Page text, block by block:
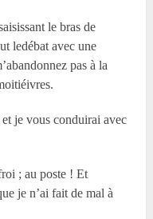
le bras de
ledébat avec une
pas à la
je vous conduirai avec
; au poste ! Et
je n’ai fait de mal à